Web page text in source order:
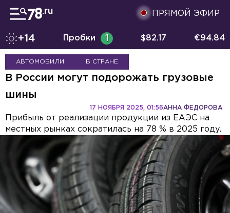
ПРЯМОЙ ЭФИР
+14 Пробки 1 $82.17 €94.84
АВТОМОБИЛИ В СТРАНЕ
В России могут подорожать грузовые
шины
АННА ФЕДОРОВА
17 НОЯБРЯ 2025, 01:56
Прибыль от реализации продукции из ЕАЭС на
местных рынках сократилась на 78 % в 2025 году.